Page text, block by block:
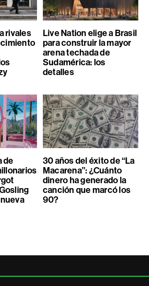
rivales
Live Nation elige a Brasil
para construir la mayor
arena techada de
Sudamérica: los
detalles
de
30 años del éxito de “La
Macarena”: ¿Cuánto
dinero ha generado la
canción que marcó los
90?